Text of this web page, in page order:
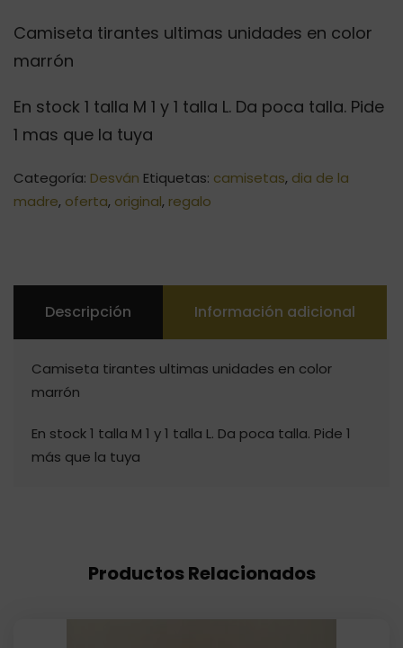
original
6,00€.
actual
3,00€.
Camiseta tirantes ultimas unidades en color
marrón
En stock 1 talla M 1 y 1 talla L. Da poca talla. Pide
1 mas que la tuya
Categoría: Desván Etiquetas: camisetas, dia de la
madre, oferta, original, regalo
Descripción Información adicional
Camiseta tirantes ultimas unidades en color
marrón
En stock 1 talla M 1 y 1 talla L. Da poca talla. Pide 1
más que la tuya
Productos Relacionados